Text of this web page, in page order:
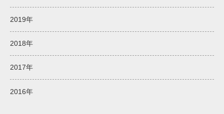
2019年
2018年
2017年
2016年